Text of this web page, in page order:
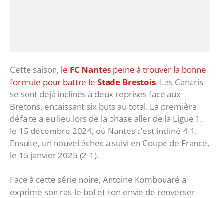
Cette saison, le FC Nantes peine à trouver la bonne
formule pour battre le Stade Brestois. Les Canaris
se sont déjà inclinés à deux reprises face aux
Bretons, encaissant six buts au total. La première
défaite a eu lieu lors de la phase aller de la Ligue 1,
le 15 décembre 2024, où Nantes s’est incliné 4-1.
Ensuite, un nouvel échec a suivi en Coupe de France,
le 15 janvier 2025 (2-1).
Face à cette série noire, Antoine Kombouaré a
exprimé son ras-le-bol et son envie de renverser